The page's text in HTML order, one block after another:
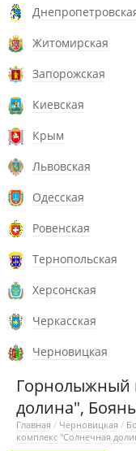
Житомирская
Запорожская
Киевская
Крым
Львовская
Одесская
Ровенская
Тернопольская
Херсонская
Черкасская
Черновицкая
Горнолыжный
долина",
Главная / Черновицкая /
комплекс "Солнечная